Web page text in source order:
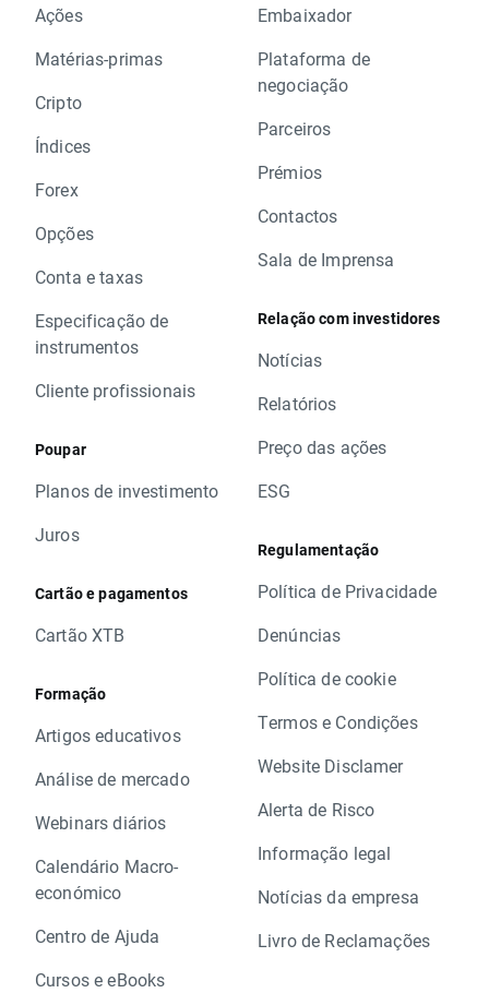
Ações
Matérias-primas
Cripto
Índices
Forex
Opções
Conta e taxas
Especificação de
instrumentos
Cliente profissionais
Poupar
Planos de investimento
Juros
Cartão e pagamentos
Cartão XTB
Formação
Artigos educativos
Análise de mercado
Webinars diários
Calendário Macro-
económico
Centro de Ajuda
Cursos e eBooks
Embaixador
Plataforma de
negociação
Parceiros
Prémios
Contactos
Sala de Imprensa
Relação com investidores
Notícias
Relatórios
Preço das ações
ESG
Regulamentação
Política de Privacidade
Denúncias
Política de cookie
Termos e Condições
Website Disclamer
Alerta de Risco
Informação legal
Notícias da empresa
Livro de Reclamações